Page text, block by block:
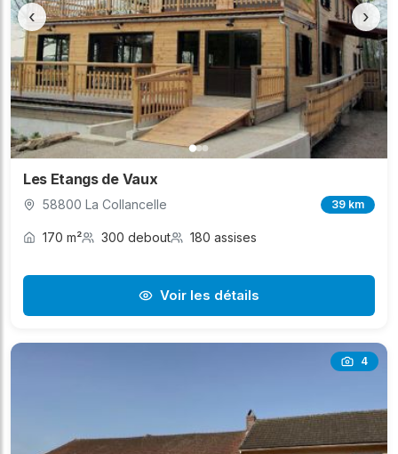
‹ ›
Les Etangs de Vaux
58800 La Collancelle 39 km
170 m² 300 debout 180 assises
Voir les détails
4